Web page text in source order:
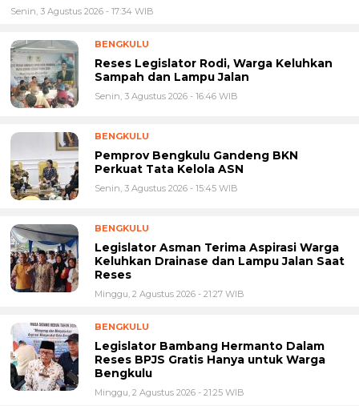
Senin, 3 Agustus 2026 - 17:34 WIB
BENGKULU
Reses Legislator Rodi, Warga Keluhkan
Sampah dan Lampu Jalan
Senin, 3 Agustus 2026 - 16:46 WIB
BENGKULU
Pemprov Bengkulu Gandeng BKN
Perkuat Tata Kelola ASN
Senin, 3 Agustus 2026 - 15:45 WIB
BENGKULU
Legislator Asman Terima Aspirasi Warga
Keluhkan Drainase dan Lampu Jalan Saat
Reses
Minggu, 2 Agustus 2026 - 21:27 WIB
BENGKULU
Legislator Bambang Hermanto Dalam
Reses BPJS Gratis Hanya untuk Warga
Bengkulu
Minggu, 2 Agustus 2026 - 21:25 WIB